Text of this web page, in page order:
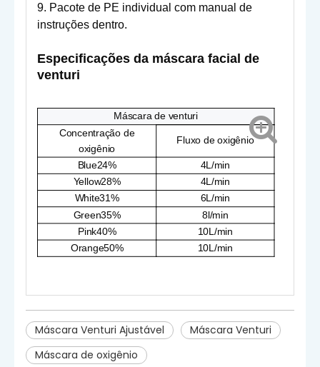
9. Pacote de PE individual com manual de
instruções dentro.
Especificações da máscara facial de
venturi
Máscara de venturi
Concentração de
oxigênio
Fluxo de oxigênio
Blue24% 4L/min
Yellow28%
4L/min
White31%
6L/min
Green35%
8l/min
Pink40%
10L/min
Orange50%
10L/min
Máscara Venturi Ajustável
Máscara Venturi
Máscara de oxigênio